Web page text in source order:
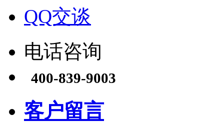
QQ交谈
电话咨询
400-839-9003
客户留言